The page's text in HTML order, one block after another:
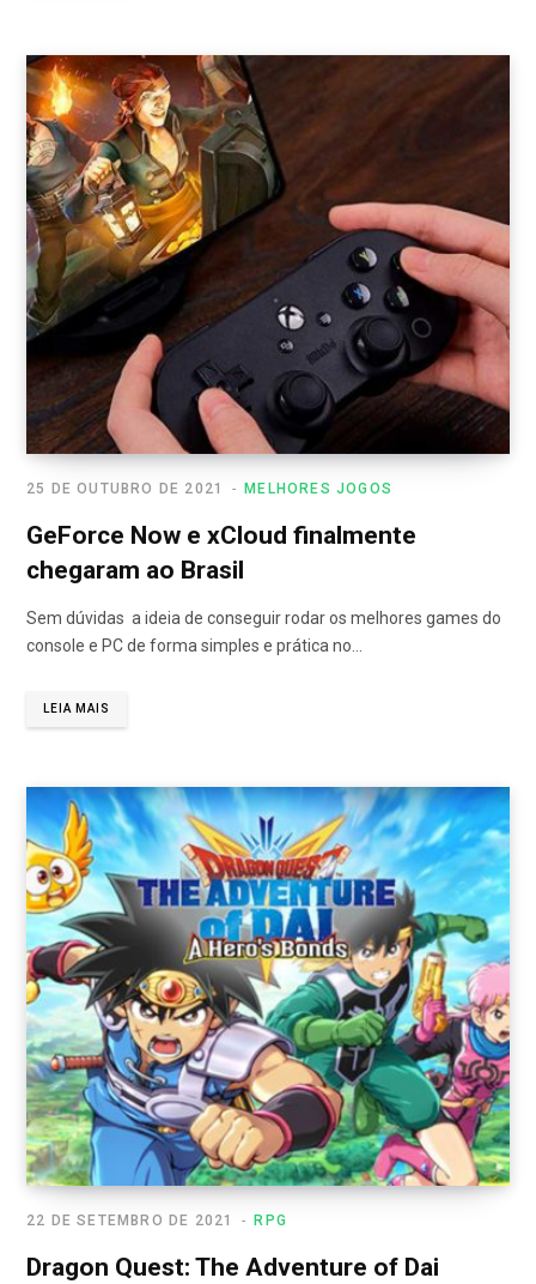
MELHORES JOGOS
25 DE OUTUBRO DE 2021
GeForce Now e xCloud finalmente
chegaram ao Brasil
Sem dúvidas a ideia de conseguir rodar os melhores games do
console e PC de forma simples e prática no…
LEIA MAIS
RPG
22 DE SETEMBRO DE 2021
Dragon Quest: The Adventure of Dai